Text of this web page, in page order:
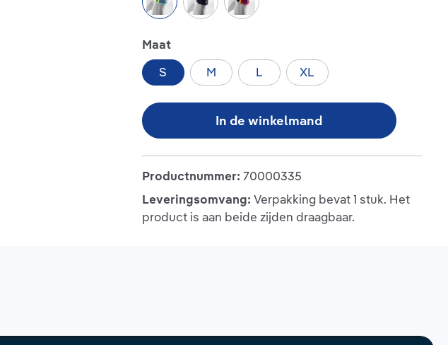
rivera black pink
Selecteer
Maat
S
M L XL
In de winkelmand
Productnummer: 70000335
Leveringsomvang: Verpakking bevat 1 stuk. Het
product is aan beide zijden draagbaar.